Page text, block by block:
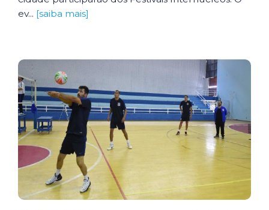
ev... [saiba mais]